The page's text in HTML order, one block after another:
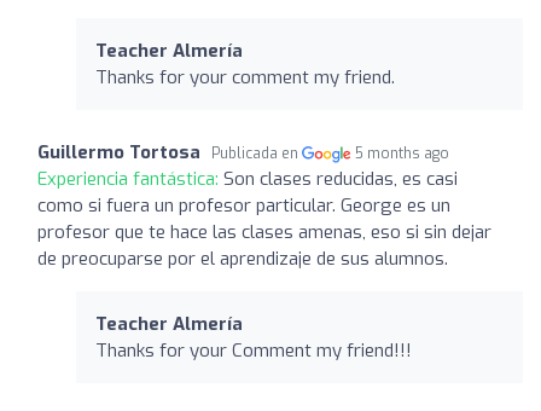
Teacher Almería
Thanks for your comment my friend.
Guillermo Tortosa Publicada en 5 months ago
Experiencia fantástica: Son clases reducidas, es casi
como si fuera un profesor particular. George es un
profesor que te hace las clases amenas, eso si sin dejar
de preocuparse por el aprendizaje de sus alumnos.
Teacher Almería
Thanks for your Comment my friend!!!